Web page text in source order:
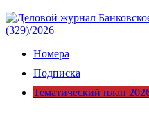
Номера
Подписка
Тематический план